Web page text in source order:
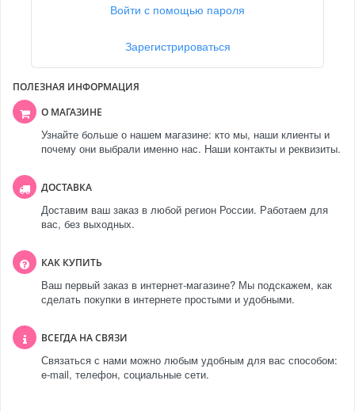
Войти с помощью пароля
Зарегистрироваться
ПОЛЕЗНАЯ ИНФОРМАЦИЯ
О МАГАЗИНЕ
Узнайте больше о нашем магазине: кто мы, наши клиенты и
почему они выбрали именно нас. Наши контакты и реквизиты.
ДОСТАВКА
Доставим ваш заказ в любой регион России. Работаем для
вас, без выходных.
КАК КУПИТЬ
Ваш первый заказ в интернет-магазине? Мы подскажем, как
сделать покупки в интернете простыми и удобными.
ВСЕГДА НА СВЯЗИ
Связаться с нами можно любым удобным для вас способом:
e-mail, телефон, социальные сети.